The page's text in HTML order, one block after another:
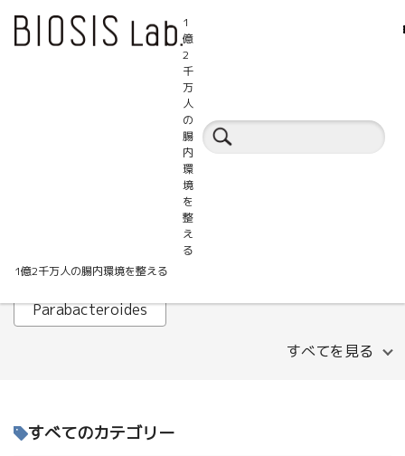
1
億
2
千
万
人
の
腸
内
環
境
を
整
え
る
1億2千万人の腸内環境を整える
B細胞
Faecalibacterium prausnitzii
LDLコレステロール
Parabacteroides
すべてを見る
すべてのカテゴリー